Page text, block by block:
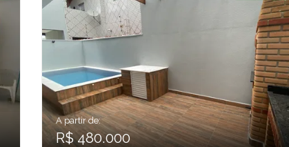
A partir de:
R$ 480.000